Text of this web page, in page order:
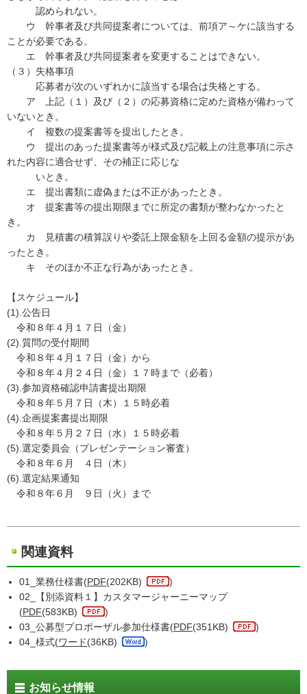
認められない。
ウ 幹事者及び共同提案者については、前項ア～ケに該当する
ことが必要である。
エ 幹事者及び共同提案者を変更することはできない。
（３）失格事項
応募者が次のいずれかに該当する場合は失格とする。
ア 上記（１）及び（２）の応募資格に定めた資格が備わって
いないとき。
イ 複数の提案書等を提出したとき。
ウ 提出のあった提案書等が様式及び記載上の注意事項に示さ
れた内容に適合せず、その補正に応じな
いとき。
エ 提出書類に虚偽または不正があったとき。
オ 提案書等の提出期限までに所定の書類が整わなかったと
き。
カ 見積書の積算誤りや委託上限金額を上回る金額の提示があ
ったとき。
キ そのほか不正な行為があったとき。
【スケジュール】
(1).公告日
令和８年４月１７日（金）
(2).質問の受付期間
令和８年４月１７日（金）から
令和８年４月２４日（金）１７時まで（必着）
(3).参加資格確認申請書提出期限
令和８年５月７日（木）１５時必着
(4).企画提案書提出期限
令和８年５月２７日（水）１５時必着
(5).選定委員会（プレゼンテーション審査）
令和８年６月 ４日（木）
(6).選定結果通知
令和８年６月 ９日（火）まで
関連資料
01_業務仕様書(PDF(202KB)
)
02_【別添資料１】カスタマージャーニーマップ
(PDF(583KB)
)
03_公募型プロポーザル参加仕様書(PDF(351KB)
)
04_様式(ワード(36KB) )
お知らせ情報